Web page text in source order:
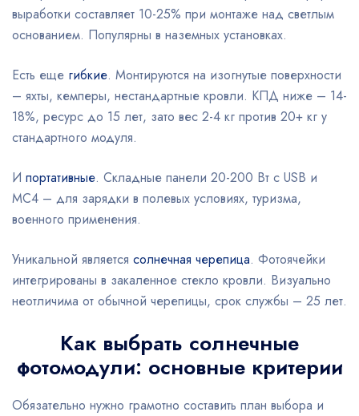
выработки составляет 10-25% при монтаже над светлым
основанием. Популярны в наземных установках.
Есть еще гибкие. Монтируются на изогнутые поверхности
– яхты, кемперы, нестандартные кровли. КПД ниже – 14-
18%, ресурс до 15 лет, зато вес 2-4 кг против 20+ кг у
стандартного модуля.
И портативные. Складные панели 20-200 Вт с USB и
MC4 – для зарядки в полевых условиях, туризма,
военного применения.
Уникальной является солнечная черепица. Фотоячейки
интегрированы в закаленное стекло кровли. Визуально
неотличима от обычной черепицы, срок службы – 25 лет.
Как выбрать солнечные
фотомодули: основные критерии
Обязательно нужно грамотно составить план выбора и